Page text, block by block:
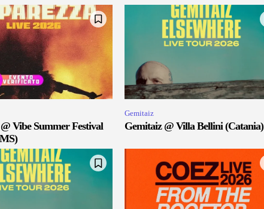
Vibe Summer Festival
Gemitaiz
Gemitaiz @ Villa Bellini (Catania)